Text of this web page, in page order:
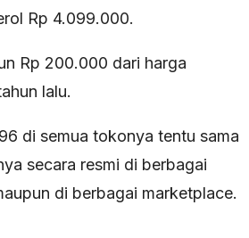
Rp 4.099.000.
Rp 200.000 dari harga
lalu.
di semua tokonya tentu sama
secara resmi di berbagai
di berbagai marketplace.